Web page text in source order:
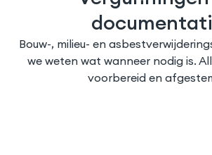
Bouw-, milieu- en
we weten wat wanneer nodig is.
voorbereid en